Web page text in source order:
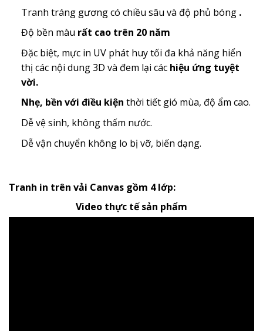
Tranh tráng gương có chiều sâu và độ phủ bóng .
Độ bền màu rất cao trên 20 năm
Đặc biệt, mực in UV phát huy tối đa khả năng hiển
thị các nội dung 3D và đem lại các hiệu ứng tuyệt
vời.
Nhẹ, bền với điều kiện thời tiết gió mùa, độ ẩm cao.
Dễ vệ sinh, không thấm nước.
Dễ vận chuyển không lo bị vỡ, biến dạng.
Tranh in trên vải Canvas gồm 4 lớp:
Video thực tế sản phẩm